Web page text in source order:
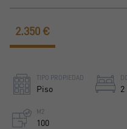
TIPO PROPIEDAD
Piso 2
M2
100
2.350 €